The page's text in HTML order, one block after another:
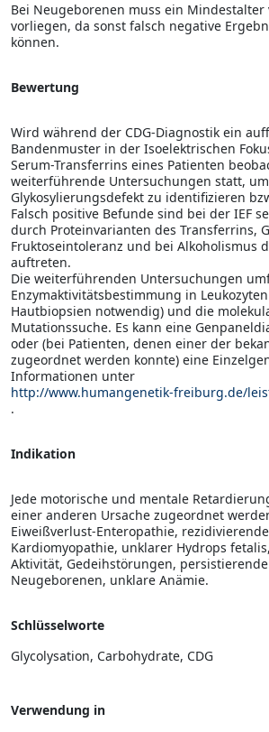
Bei Neugeborenen muss ein Mindestalter
vorliegen, da sonst falsch negative
können.
Bewertung
Wird während der CDG-Diagnostik ein
Bandenmuster in der Isoelektrischen
Serum-Transferrins eines Patienten
weiterführende Untersuchungen statt,
Glykosylierungsdefekt zu identifizieren
Falsch positive Befunde sind bei der IEF
durch Proteinvarianten des Transferrins,
Fruktoseintoleranz und bei Alkoholismus
auftreten.
Die weiterführenden Untersuchungen
Enzymaktivitätsbestimmung in
Hautbiopsien notwendig) und die
Mutationssuche. Es kann eine
oder (bei Patienten, denen einer der
zugeordnet werden konnte) eine
Informationen unter
http://www.humangenetik-freiburg.de/
.
Indikation
Jede motorische und mentale
einer anderen Ursache zugeordnet
Eiweißverlust-Enteropathie,
Kardiomyopathie, unklarer Hydrops
Aktivität, Gedeihstörungen, persistierende
Neugeborenen, unklare Anämie.
Schlüsselworte
Glycolysation, Carbohydrate, CDG
Verwendung in